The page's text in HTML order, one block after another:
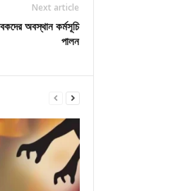
Next article
অবস্থান কর্মসূচি
পালন